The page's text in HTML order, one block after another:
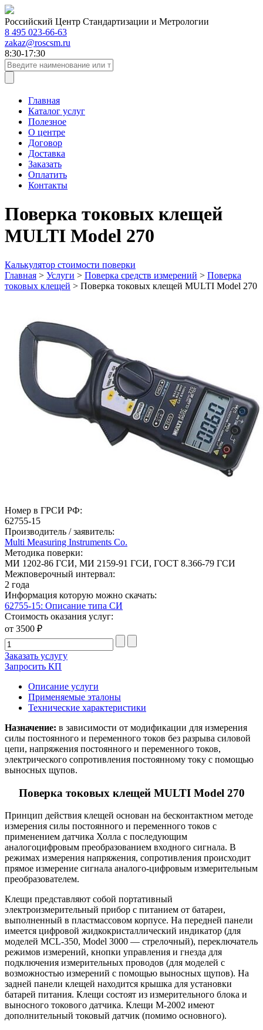
Российский Центр Стандартизации и Метрологии
8 495 023-66-63
zakaz@roscsm.ru
8:30-17:30
Главная
Каталог услуг
Полезное
О центре
Договор
Доставка
Заказать
Оплатить
Контакты
Поверка токовых клещей
MULTI Model 270
Калькулятор стоимости поверки
Главная > Услуги > Поверка средств измерений > Поверка
токовых клещей > Поверка токовых клещей MULTI Model 270
Номер в ГРСИ РФ:
62755-15
Производитель / заявитель:
Multi Measuring Instruments Co.
Методика поверки:
МИ 1202-86 ГСИ, МИ 2159-91 ГСИ, ГОСТ 8.366-79 ГСИ
Межповерочный интервал:
2 года
Информация которую можно скачать:
62755-15: Описание типа СИ
Стоимость оказания услуг:
от 3500 ₽
Заказать услугу
Запросить КП
Описание услуги
Применяемые эталоны
Технические характеристики
Назначение: в зависимости от модификации для измерения
силы постоянного и переменного токов без разрыва силовой
цепи, напряжения постоянного и переменного токов,
электрического сопротивления постоянному току с помощью
выносных щупов.
Поверка токовых клещей MULTI Model 270
Принцип действия клещей основан на бесконтактном методе
измерения силы постоянного и переменного токов с
применением датчика Холла с последующим
аналогоцифровым преобразованием входного сигнала. В
режимах измерения напряжения, сопротивления происходит
прямое измерение сигнала аналого-цифровым измерительным
преобразователем.
Клещи представляют собой портативный
электроизмерительный прибор с питанием от батареи,
выполненный в пластмассовом корпусе. На передней панели
имеется цифровой жидкокристаллический индикатор (для
моделей MCL-350, Model 3000 — стрелочный), переключатель
режимов измерений, кнопки управления и гнезда для
подключения измерительных проводов (для моделей с
возможностью измерений с помощью выносных щупов). На
задней панели клещей находится крышка для установки
батарей питания. Клещи состоят из измерительного блока и
выносного токового датчика. Клещи M-2002 имеют
дополнительный токовый датчик (помимо основного).